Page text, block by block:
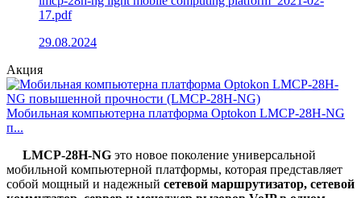
17.pdf
29.08.2024
Акция
Мобильная компьютерна платформа Optokon LMCP-28H-NG
п...
LMCP-28H-NG это новое поколение универсальной
мобильной компьютерной платформы, которая представляет
собой мощный и надежный сетевой маршрутизатор, сетевой